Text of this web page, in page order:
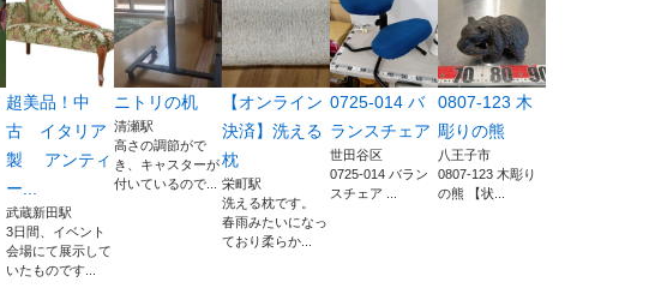
超美品！中
古 イタリア
製 アンティ
ー...
武蔵新田駅
3日間、イベント
会場にて展示して
いたものです...
ニトリの机
清瀬駅
高さの調節がで
き、キャスターが
付いているので...
【オンライン
決済】洗える
枕
栄町駅
洗える枕です。
春雨みたいになっ
ており柔らか...
0725-014 バ
ランスチェア
世田谷区
0725-014 バラン
スチェア ...
0807-123 木
彫りの熊
八王子市
0807-123 木彫り
の熊 【状...